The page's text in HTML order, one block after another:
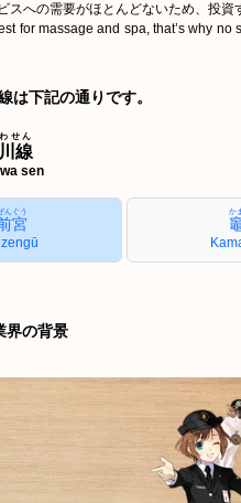
への需要がほとんどないため、投資
for massage and spa, that’s why no
は下記の通りです。
線
せん
sen
宮
んぐう か
界の背景